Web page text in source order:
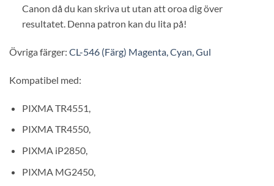
Canon då du kan skriva ut utan att oroa dig över
resultatet. Denna patron kan du lita på!
Övriga färger: CL-546 (Färg) Magenta, Cyan, Gul
Kompatibel med:
PIXMA TR4551,
PIXMA TR4550,
PIXMA iP2850,
PIXMA MG2450,